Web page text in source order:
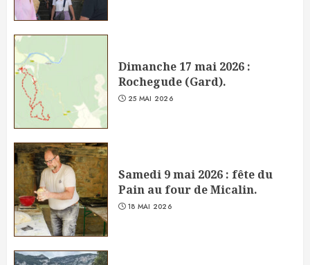
Dimanche 17 mai 2026 :
Rochegude (Gard).
25 MAI 2026
Samedi 9 mai 2026 : fête du
Pain au four de Micalin.
18 MAI 2026